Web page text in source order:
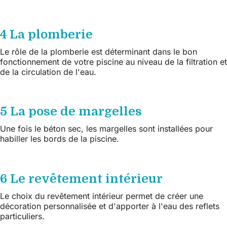
4 La plomberie
Le rôle de la plomberie est déterminant dans le bon
fonctionnement de votre piscine au niveau de la filtration et
de la circulation de l'eau.
5 La pose de margelles
Une fois le béton sec, les margelles sont installées pour
habiller les bords de la piscine.
6 Le revêtement intérieur
Le choix du revêtement intérieur permet de créer une
décoration personnalisée et d'apporter à l'eau des reflets
particuliers.